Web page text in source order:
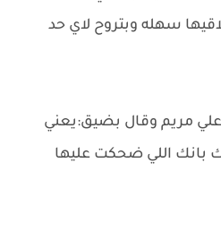
سهله وبتروح لاي حد
مريم وقال بضيق:يعني
بانك اللي ضحكت عليها